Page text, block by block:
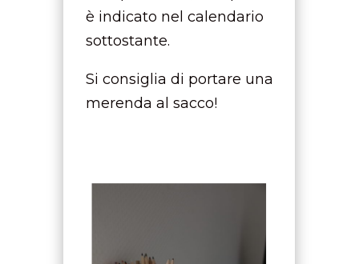
è indicato nel calendario
sottostante.
Si consiglia di portare una
merenda al sacco!